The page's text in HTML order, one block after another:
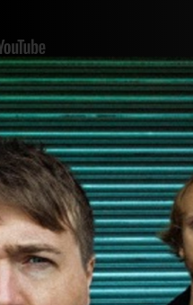
is megérne egy
rövid, nyúlfarknyi cikknél,
Barnabas nem véletlenül
State alapvetően egy
bőven felfedezhetőek
hatásai, és
még cikk sem nagyon
ideje, hogy a hazai